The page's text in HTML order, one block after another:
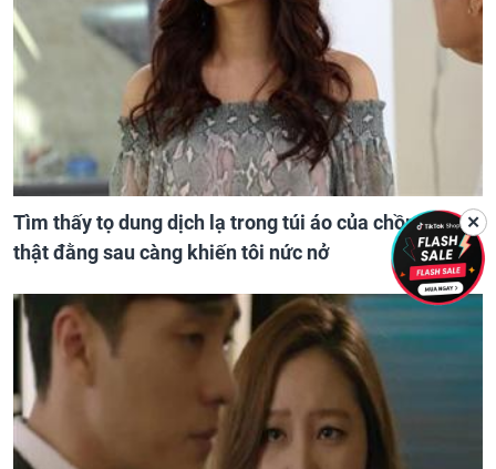
Tìm thấy tọ dung dịch lạ trong túi áo của chồng, sự
thật đằng sau càng khiến tôi nức nở
✕